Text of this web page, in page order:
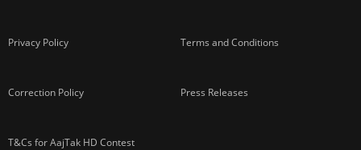
Privacy Policy Terms and Conditions
Correction Policy Press Releases
T&Cs for AajTak HD Contest